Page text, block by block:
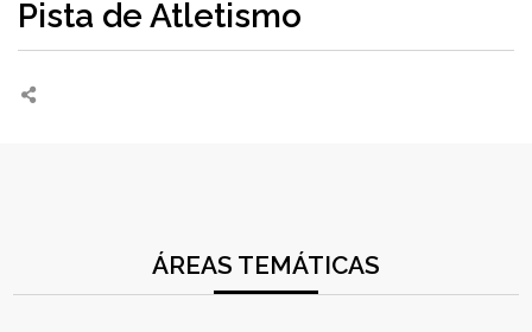
Pista de Atletismo
ÁREAS TEMÁTICAS